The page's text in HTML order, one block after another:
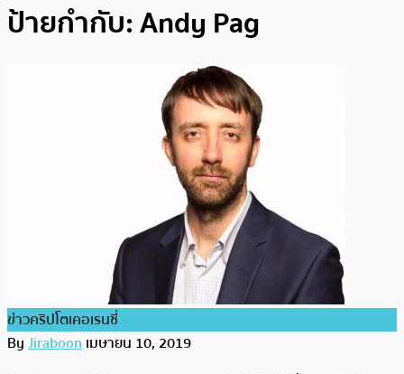
ป้ายกำกับ:Andy Pag
ข่าวคริปโตเคอเรนซี่
ByJiraboonเมษายน 10, 2019